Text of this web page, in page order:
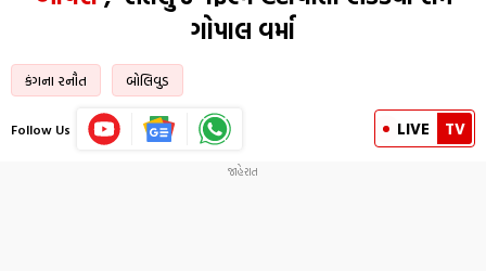
ગોપાલ વર્મા
કંગના રનૌત બોલિવુડ
Follow Us LIVE TV